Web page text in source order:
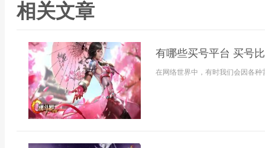
相关文章
有哪些买号平台 买号
在网络世界中，有时我们会因各